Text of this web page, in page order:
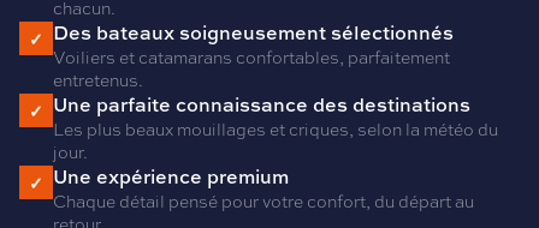
chacun.
✓ Des bateaux soigneusement sélectionnés
Voiliers et catamarans confortables, parfaitement
entretenus.
✓ Une parfaite connaissance des destinations
Les plus beaux mouillages et criques, selon la météo du
jour.
✓ Une expérience premium
Chaque détail pensé pour votre confort, du départ au